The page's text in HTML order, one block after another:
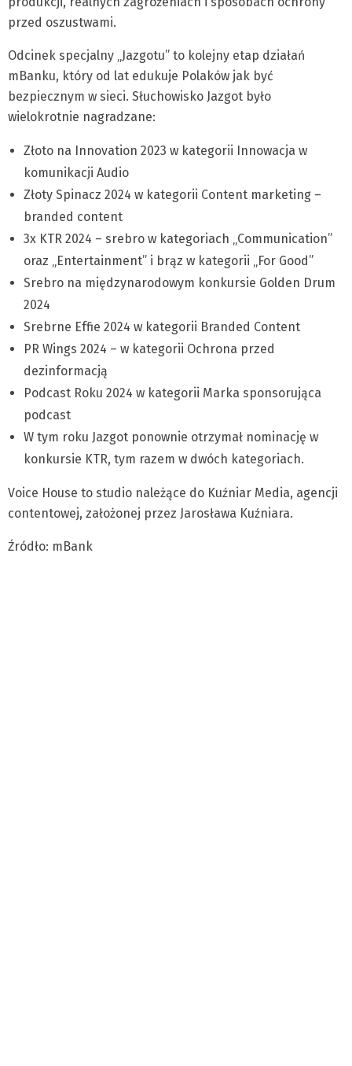
przed oszustwami.
Odcinek specjalny „Jazgotu” to kolejny etap działań
mBanku, który od lat edukuje Polaków jak być
bezpiecznym w sieci. Słuchowisko Jazgot było
wielokrotnie nagradzane:
Złoto na Innovation 2023 w kategorii Innowacja w
komunikacji Audio ​
Złoty Spinacz 2024 w kategorii Content marketing –
branded content
3x KTR 2024 – srebro w kategoriach „Communication”
oraz „Entertainment” i brąz w kategorii „For Good”
Srebro na międzynarodowym konkursie Golden Drum
2024
Srebrne Effie 2024 w kategorii Branded Content
PR Wings 2024 – w kategorii Ochrona przed
dezinformacją
Podcast Roku 2024 w kategorii Marka sponsorująca
podcast
W tym roku Jazgot ponownie otrzymał nominację w
konkursie KTR, tym razem w dwóch kategoriach.
Voice House to studio należące do Kuźniar Media, agencji
contentowej, założonej przez Jarosława Kuźniara.
Źródło: mBank